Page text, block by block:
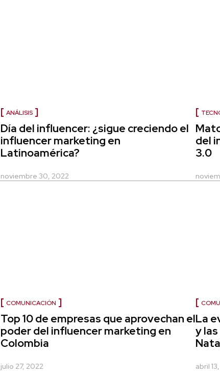
ANÁLISIS
Día del influencer: ¿sigue creciendo el
influencer marketing en
Latinoamérica?
noviembre 30, 2022
del
3.0
COMUNICACIÓN
Top 10 de empresas que aprovechan el
poder del influencer marketing en
Colombia
julio 27, 2022
La
y
abril